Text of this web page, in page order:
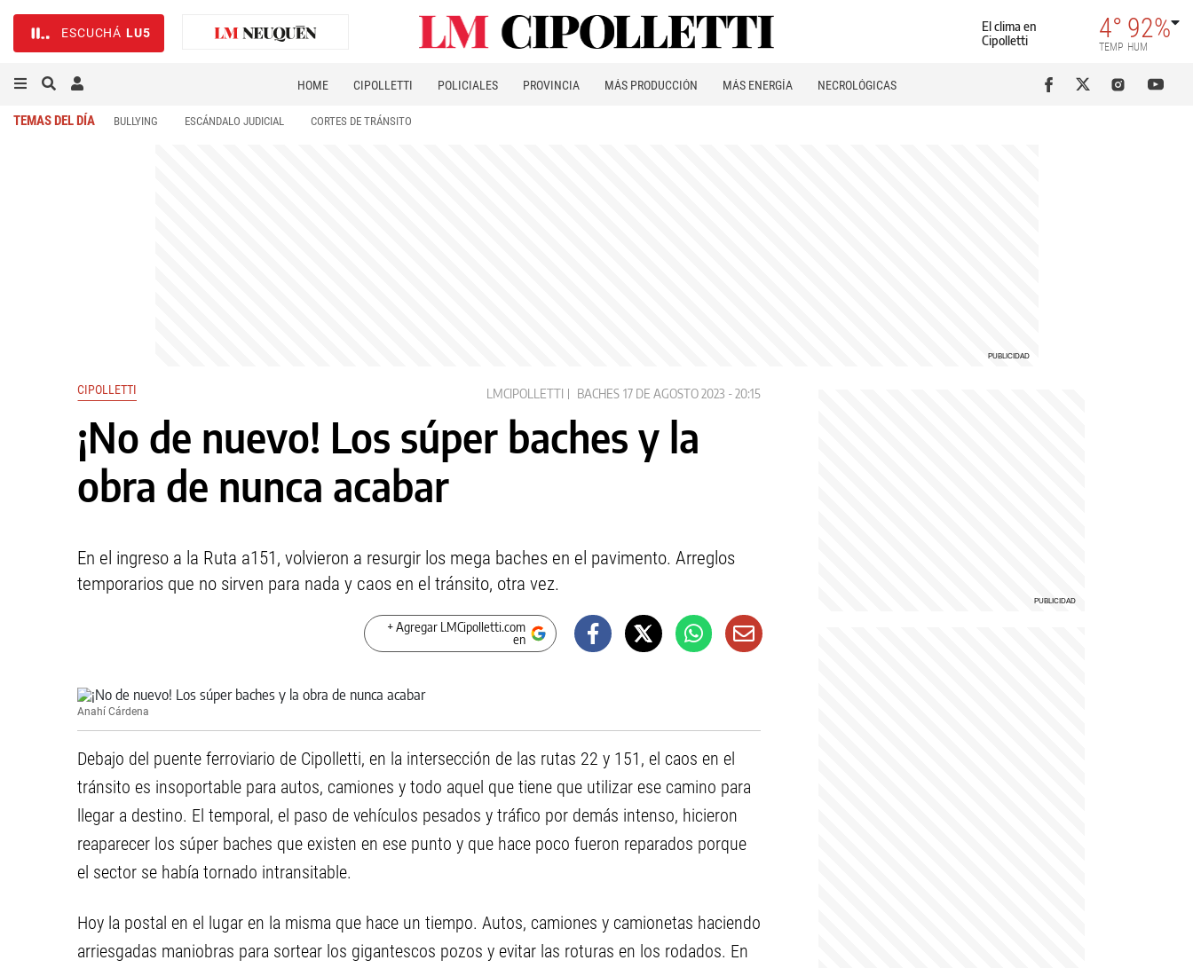
ESCUCHÁ LU5
El clima en
Cipolletti
4°
TEMP
92%
HUM
HOME CIPOLLETTI POLICIALES PROVINCIA MÁS PRODUCCIÓN MÁS ENERGÍA NECROLÓGICAS
TEMAS DEL DÍA BULLYING ESCÁNDALO JUDICIAL CORTES DE TRÁNSITO
CIPOLLETTI LMCIPOLLETTI BACHES 17 DE AGOSTO 2023 - 20:15
¡No de nuevo! Los súper baches y la
obra de nunca acabar
En el ingreso a la Ruta a151, volvieron a resurgir los mega baches en el pavimento. Arreglos
temporarios que no sirven para nada y caos en el tránsito, otra vez.
+ Agregar LMCipolletti.com
en
Anahí Cárdena
Debajo del puente ferroviario de Cipolletti, en la intersección de las rutas 22 y 151, el caos en el
tránsito es insoportable para autos, camiones y todo aquel que tiene que utilizar ese camino para
llegar a destino. El temporal, el paso de vehículos pesados y tráfico por demás intenso, hicieron
reaparecer los súper baches que existen en ese punto y que hace poco fueron reparados porque
el sector se había tornado intransitable.
Hoy la postal en el lugar en la misma que hace un tiempo. Autos, camiones y camionetas haciendo
arriesgadas maniobras para sortear los gigantescos pozos y evitar las roturas en los rodados. En